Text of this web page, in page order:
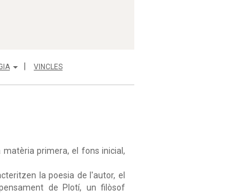
VINCLES
matèria primera, el fons inicial,
la poesia de l'autor, el
de Plotí, un filòsof